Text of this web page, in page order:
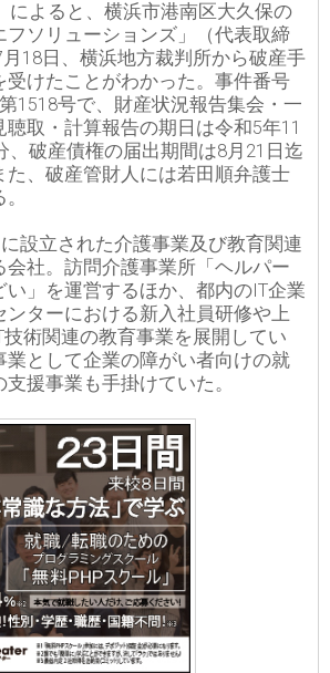
によると、横浜市港南区大久保の
フソリューションズ」（代表取締
18日、横浜地方裁判所から破産手
受けたことがわかった。事件番号
1518号で、財産状況報告集会・一
取・計算報告の期日は令和5年11
、破産債権の届出期間は8月21日迄
た、破産管財人には若田順弁護士
設立された介護事業及び教育関連
会社。訪問介護事業所「ヘルパー
い」を運営するほか、都内のIT企業
ンターにおける新入社員研修や上
術関連の教育事業を展開してい
業として企業の障がい者向けの就
援事業も手掛けていた。